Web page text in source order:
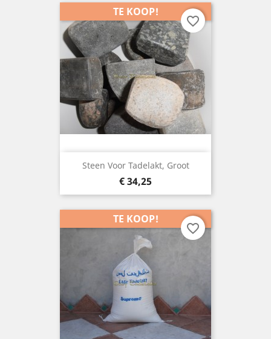
Steen Voor Tadelakt, Groot
Prijs
€ 34,25
TE KOOP!
favorite_border
TE KOOP!
favorite_border